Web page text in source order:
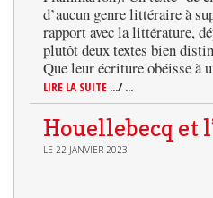
d’aucun genre littéraire à
rapport avec la littérature,
plutôt deux textes bien
Que leur écriture obéisse
LIRE LA SUITE .../ ...
Houellebecq et
LE 22 JANVIER 2023